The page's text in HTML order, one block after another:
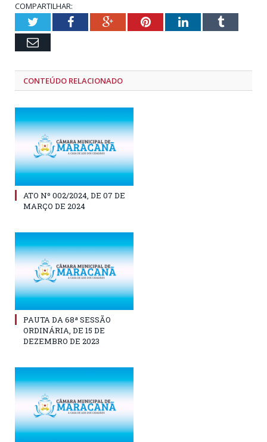
COMPARTILHAR:
TwitterFacebookGoogle+PinterestLinkedInTumblr
Email
CONTEÚDO RELACIONADO
ATO Nº 002/2024, DE 07 DE
MARÇO DE 2024
PAUTA DA 68ª SESSÃO
ORDINÁRIA, DE 15 DE
DEZEMBRO DE 2023